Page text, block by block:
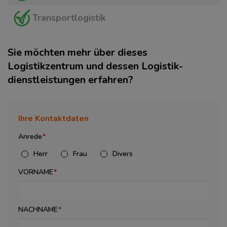
Transportlogistik
Sie möchten mehr über dieses
Logistikzentrum und dessen Logistik­
dienstleistungen erfahren?
Ihre Kontaktdaten
Anrede
Herr
Frau
Divers
VORNAME
NACHNAME